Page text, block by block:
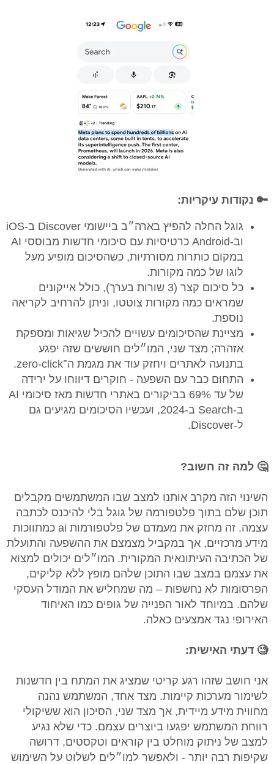
🔑 נקודות עיקריות:
גוגל החלה להפיץ בארה״ב ביישומי Discover ב-iOS
וב‑Android כרטיסיות עם סיכומי חדשות מבוססי AI
במקום כותרות מסורתיות, כשהסיכום מופיע מעל
לוגו של כמה מקורות.
כל סיכום קצר (3 שורות בערך), כולל אייקונים
שמראים כמה מקורות צוטטו, וניתן להרחיב לקריאה
נוספת.
מציינת שהסיכומים עשויים להכיל שגיאות ומספקת
אזהרה; מצד שני, המו״לים חוששים שזה יפגע
בתנועה לאתרים ויחזק עוד את מגמת ה־zero‑click.
התחום כבר עם השפעה - חוקרים דיווחו על ירידה
של עד 69% בביקורים באתרי חדשות מאז סיכומי AI
ב‑Search ב‑2024, ועכשיו הסיכומים מגיעים גם
ל‑Discover.
🤔 למה זה חשוב?
השינוי הזה מקרב אותנו למצב שבו המשתמשים מקבלים
תוכן שלם בתוך פלטפורמה של גוגל בלי להיכנס לכתבה
עצמה. זה מחזק את מעמדם של פלטפורמות ai כמתווכות
מידע מרכזיים, אך במקביל מצמצם את ההשפעה והתועלת
של הכתיבה העיתונאית המקורית. המו״לים יכולים למצוא
את עצמם במצב שבו התוכן שלהם מופץ ללא קליקים,
הפרסומות לא נחשפות – מה שמחליש את המודל העסקי
שלהם. במיוחד לאור הפנייה של גופים כמו האיחוד
האירופי נגד אמצעים כאלה.
🧐 דעתי האישית:
אני חושב שזהו רגע קריטי שמציג את המתח בין חדשנות
לשימור מערכות קיימות. מצד אחד, המשתמש נהנה
מחווית מידע מיידית, אך מצד שני, הסיכון הוא ששיקולי
רווחת המשתמש יפגעו ביוצרים עצמם. כדי שלא נגיע
למצב של ניתוק מוחלט בין קוראים וטקסטים, דרושה
שקיפות רבה יותר - ולאפשר למו״לים לשלוט על השימוש